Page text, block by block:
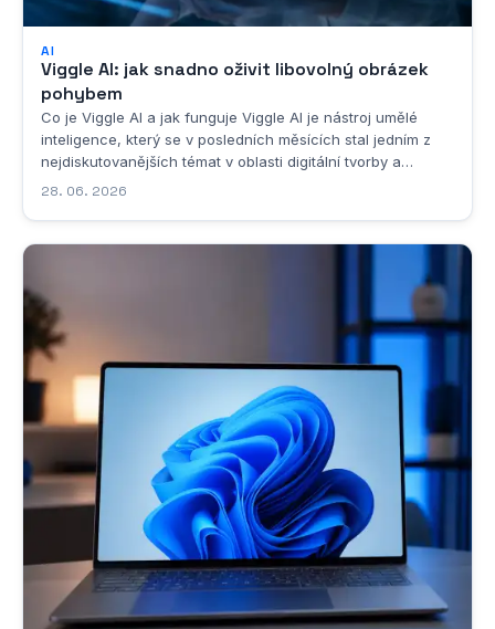
AI
Viggle AI: jak snadno oživit libovolný obrázek
pohybem
Co je Viggle AI a jak funguje Viggle AI je nástroj umělé
inteligence, který se v posledních měsících stal jedním z
nejdiskutovanějších témat v oblasti digitální tvorby a
animací. Pokud se podíváme na samotný název, slovo
28. 06. 2026